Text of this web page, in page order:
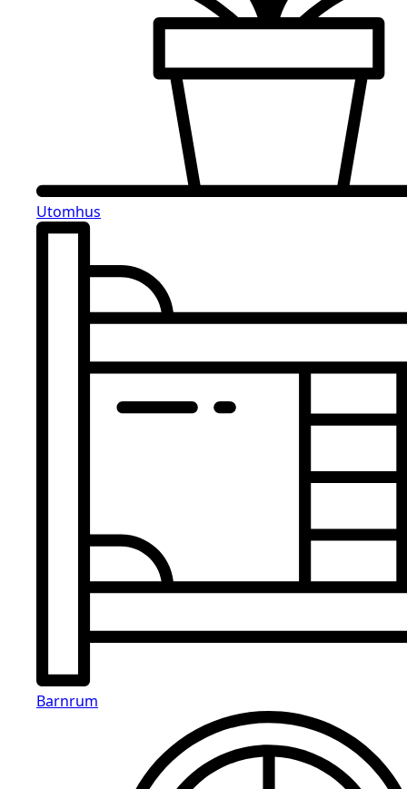
Utomhus
Barnrum